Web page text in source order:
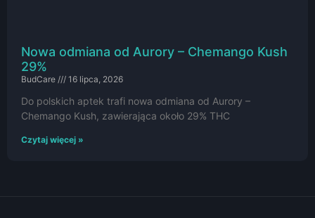
Nowa odmiana od Aurory – Chemango Kush
29%
BudCare 16 lipca, 2026
Do polskich aptek trafi nowa odmiana od Aurory –
Chemango Kush, zawierająca około 29% THC
Czytaj więcej »